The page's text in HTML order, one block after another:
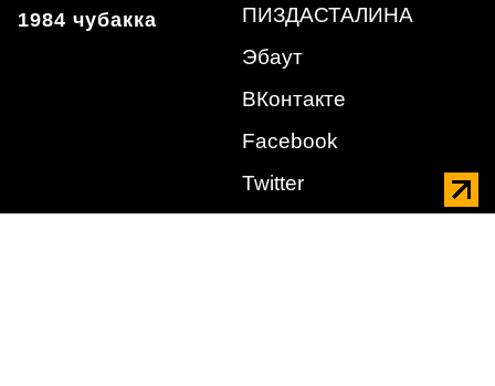
1984 чубакка
ПИЗДАСТАЛИНА
Эбаут
ВКонтакте
Facebook
Twitter